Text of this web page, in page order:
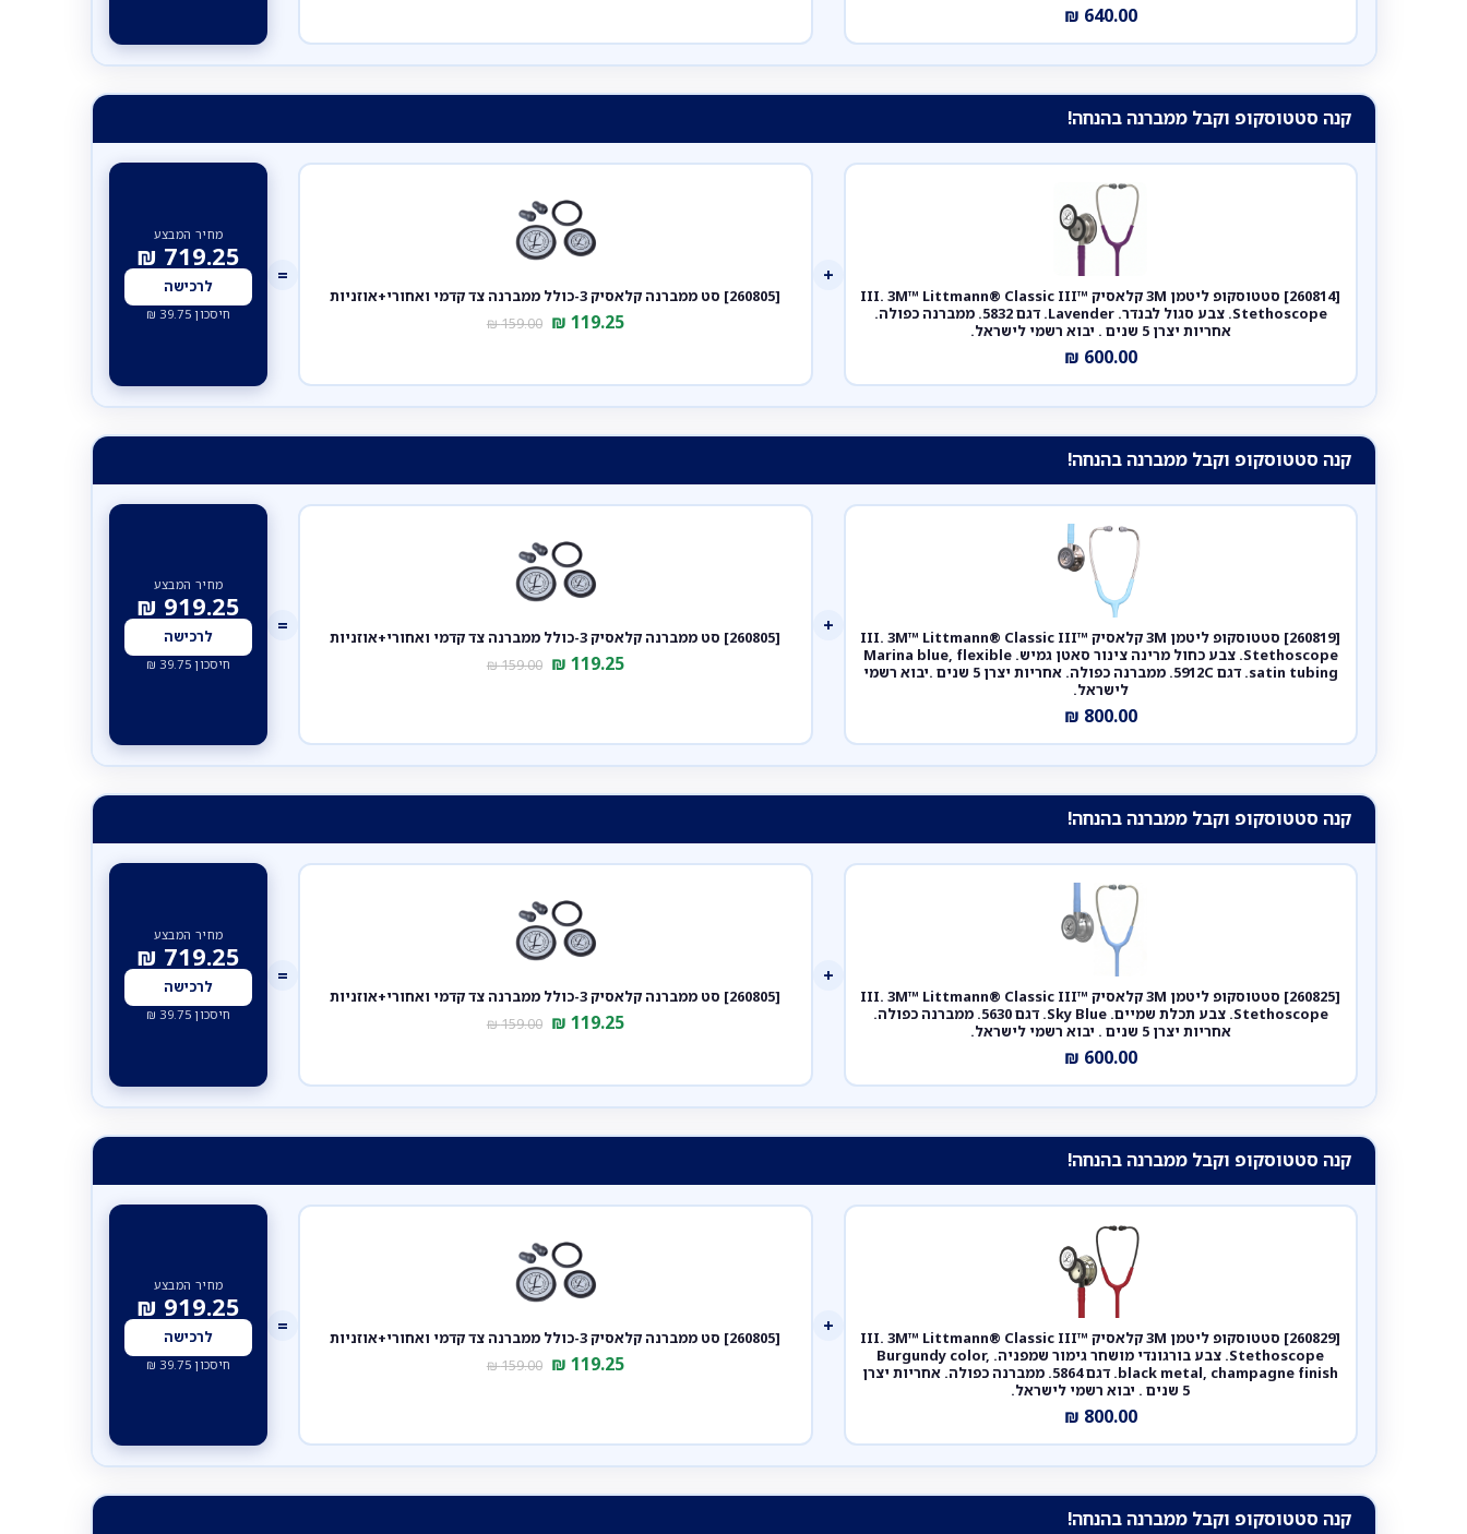
640.00
₪
קנה סטטוסקופ וקבל ממברנה בהנחה!
[260814] סטטוסקופ ליטמן 3M קלאסיק III. 3M™ Littmann® Classic III™
Stethoscope. צבע סגול לבנדר. Lavender. דגם 5832. ממברנה כפולה.
אחריות יצרן 5 שנים . יבוא רשמי לישראל.
600.00
₪
+
[260805] סט ממברנה קלאסיק 3-כולל ממברנה צד קדמי ואחורי+אוזניות
119.25
₪
159.00
₪
=
מחיר המבצע
719.25
₪
לרכישה
חיסכון 39.75
₪
קנה סטטוסקופ וקבל ממברנה בהנחה!
[260819] סטטוסקופ ליטמן 3M קלאסיק III. 3M™ Littmann® Classic III™
Stethoscope. צבע כחול מרינה צינור סאטן גמיש. Marina blue, flexible
satin tubing. דגם 5912C. ממברנה כפולה. אחריות יצרן 5 שנים .יבוא רשמי
לישראל.
800.00
₪
+ [260805] סט ממברנה קלאסיק 3-כולל ממברנה צד קדמי ואחורי+אוזניות
119.25
₪
159.00
₪
=
מחיר המבצע
919.25
₪
לרכישה
חיסכון 39.75
₪
קנה סטטוסקופ וקבל ממברנה בהנחה!
[260825] סטטוסקופ ליטמן 3M קלאסיק III. 3M™ Littmann® Classic III™
Stethoscope. צבע תכלת שמיים. Sky Blue. דגם 5630. ממברנה כפולה.
אחריות יצרן 5 שנים . יבוא רשמי לישראל.
600.00
₪
+
[260805] סט ממברנה קלאסיק 3-כולל ממברנה צד קדמי ואחורי+אוזניות
119.25
₪
159.00
₪
=
מחיר המבצע
719.25
₪
לרכישה
חיסכון 39.75
₪
קנה סטטוסקופ וקבל ממברנה בהנחה!
[260829] סטטוסקופ ליטמן 3M קלאסיק III. 3M™ Littmann® Classic III™
Stethoscope. צבע בורגונדי מושחר גימור שמפניה. Burgundy color,
black metal, champagne finish. דגם 5864. ממברנה כפולה. אחריות יצרן
5 שנים . יבוא רשמי לישראל.
800.00
₪
+ [260805] סט ממברנה קלאסיק 3-כולל ממברנה צד קדמי ואחורי+אוזניות
119.25
₪
159.00
₪
=
מחיר המבצע
919.25
₪
לרכישה
חיסכון 39.75
₪
קנה סטטוסקופ וקבל ממברנה בהנחה!